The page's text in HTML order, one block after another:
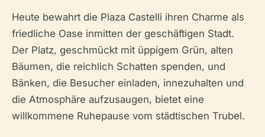
Heute bewahrt die Plaza Castelli ihren Charme als
friedliche Oase inmitten der geschäftigen Stadt.
Der Platz, geschmückt mit üppigem Grün, alten
Bäumen, die reichlich Schatten spenden, und
Bänken, die Besucher einladen, innezuhalten und
die Atmosphäre aufzusaugen, bietet eine
willkommene Ruhepause vom städtischen Trubel.